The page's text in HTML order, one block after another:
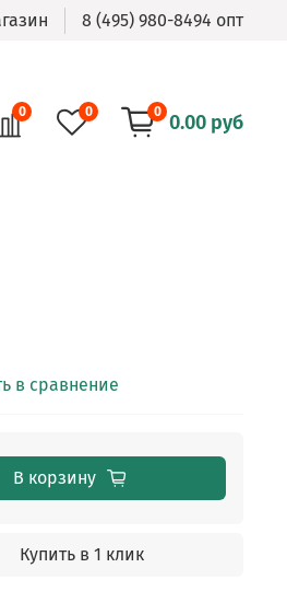
8 (495) 980-8494 опт
0 0 0 0.00 руб
в сравнение
В корзину
Купить в 1 клик